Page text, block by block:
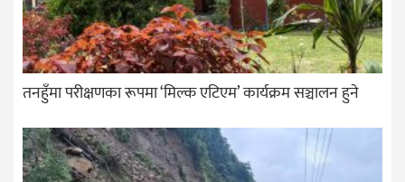
तनहुँमा परीक्षणका रूपमा ‘मिल्क एटिएम’ कार्यक्रम सञ्चालन हुने